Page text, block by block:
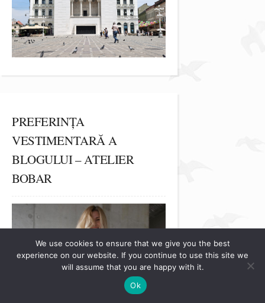
PREFERINȚA
VESTIMENTARĂ A
BLOGULUI – ATELIER
BOBAR
We use cookies to ensure that we give you the best
experience on our website. If you continue to use this site we
will assume that you are happy with it.
Ok